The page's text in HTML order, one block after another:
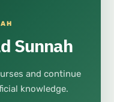
Sunnah
and continue
knowledge.